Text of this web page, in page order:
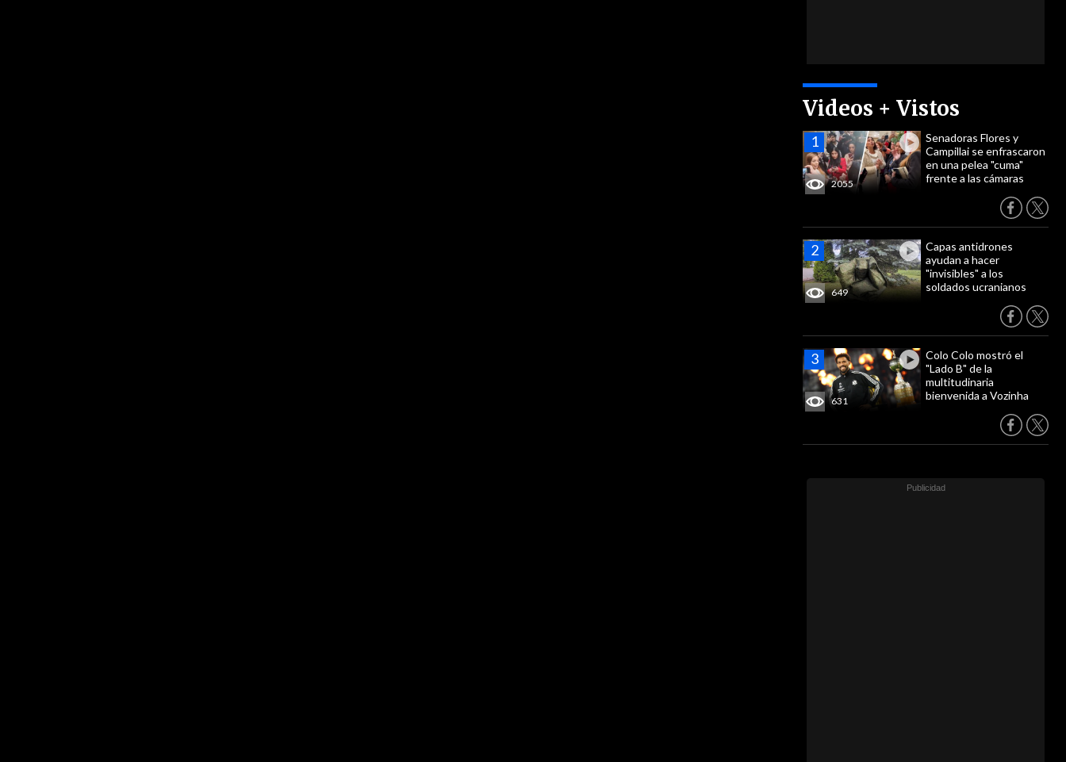
Videos + Vistos
2055
Senadoras Flores y
Campillai se enfrascaron
en una pelea "cuma"
frente a las cámaras
649
Capas antidrones
ayudan a hacer
"invisibles" a los
soldados ucranianos
631
Colo Colo mostró el
"Lado B" de la
multitudinaria
bienvenida a Vozinha